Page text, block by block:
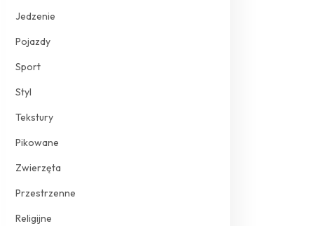
Jedzenie
Pojazdy
Sport
Styl
Tekstury
Pikowane
Zwierzęta
Przestrzenne
Religijne